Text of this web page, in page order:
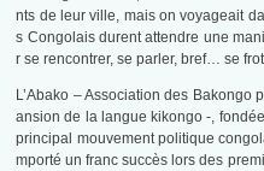
nts de leur ville, mais on voyageait
s Congolais durent attendre une
r se rencontrer, se parler, bref… se
L’Abako – Association des Bakongo
ansion de la langue kikongo -,
principal mouvement politique
mporté un franc succès lors des